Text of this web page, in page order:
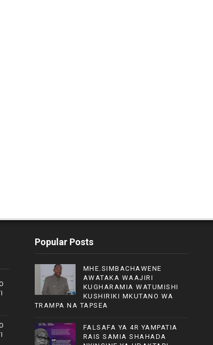
Popular Posts
MHE.SIMBACHAWENE
AWATAKA WAAJIRI
KUGHARAMIA WATUMISHI
KUSHIRIKI MKUTANO WA
TRAMPA NA TAPSEA
FALSAFA YA 4R YAMPATIA
RAIS SAMIA SHAHADA